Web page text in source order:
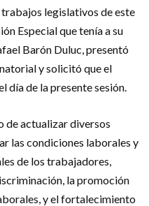
legislativos de este
Especial que tenía a su
Barón Duluc, presentó
y solicitó que el
día de la presente sesión.
de actualizar diversos
las condiciones laborales y
de los trabajadores,
la promoción
y el fortalecimiento